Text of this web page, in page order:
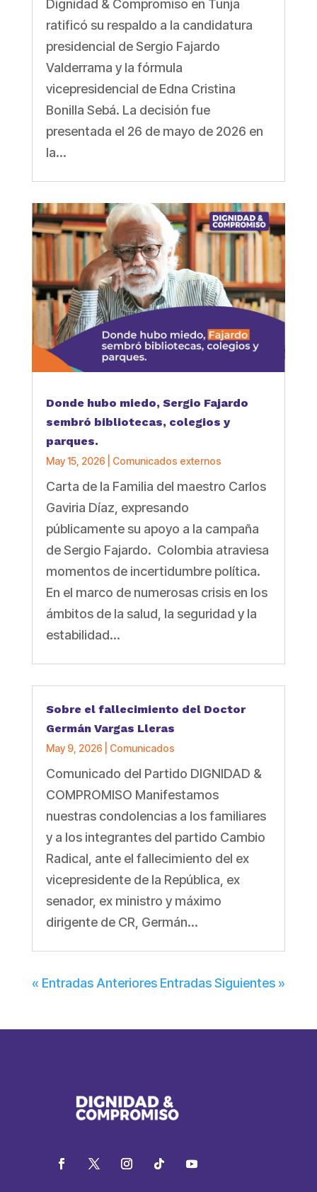
Dignidad & Compromiso en Tunja
ratificó su respaldo a la candidatura
presidencial de Sergio Fajardo
Valderrama y la fórmula
vicepresidencial de Edna Cristina
Bonilla Sebá. La decisión fue
presentada el 26 de mayo de 2026 en
la...
Donde hubo miedo, Sergio Fajardo
sembró bibliotecas, colegios y
parques.
May 15, 2026 Comunicados externos
Carta de la Familia del maestro Carlos
Gaviria Díaz, expresando
públicamente su apoyo a la campaña
de Sergio Fajardo. Colombia atraviesa
momentos de incertidumbre política.
En el marco de numerosas crisis en los
ámbitos de la salud, la seguridad y la
estabilidad...
Sobre el fallecimiento del Doctor
Germán Vargas Lleras
May 9, 2026 Comunicados
Comunicado del Partido DIGNIDAD &
COMPROMISO Manifestamos
nuestras condolencias a los familiares
y a los integrantes del partido Cambio
Radical, ante el fallecimiento del ex
vicepresidente de la República, ex
senador, ex ministro y máximo
dirigente de CR, Germán...
« Entradas Anteriores Entradas Siguientes »